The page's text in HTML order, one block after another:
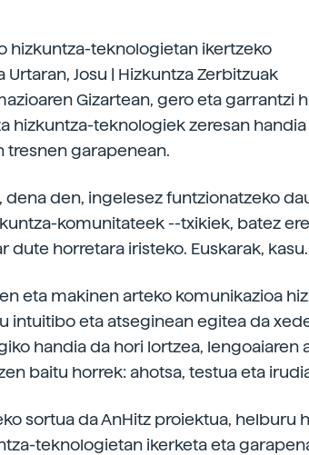
hizkuntza-teknologietan ikertzeko
Urtaran, Josu | Hizkuntza Zerbitzuak
Gizartean, gero eta garrantzi
hizkuntza-teknologiek zeresan
tresnen garapenean.
dena den, ingelesez funtzionatzeko
komunitateek --txikiek, batez
dute horretara iristeko. Euskarak, kasu.
eta makinen arteko komunikazioa
intuitibo eta atseginean egitea da
handia da hori lortzea, lengoaiaren
baitu horrek: ahotsa, testua eta
sortua da AnHitz proiektua, helburu
teknologietan ikerketa eta